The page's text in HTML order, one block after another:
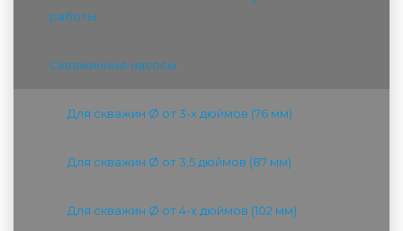
работы
Скважинные насосы
Для скважин Ø от 3-х дюймов (76 мм)
Для скважин Ø от 3,5 дюймов (87 мм)
Для скважин Ø от 4-х дюймов (102 мм)